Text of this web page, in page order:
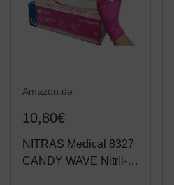
Amazon.de
10,80€
NITRAS Medical 8327
CANDY WAVE Nitril-